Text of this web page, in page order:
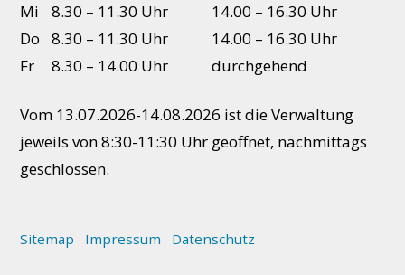
Mi
8.30 – 11.30 Uhr
14.00 – 16.30 Uhr
Do
8.30 – 11.30 Uhr
14.00 – 16.30 Uhr
Fr
8.30 – 14.00 Uhr durchgehend
Vom 13.07.2026-14.08.2026 ist die Verwaltung
jeweils von 8:30-11:30 Uhr geöffnet, nachmittags
geschlossen.
Sitemap Impressum Datenschutz